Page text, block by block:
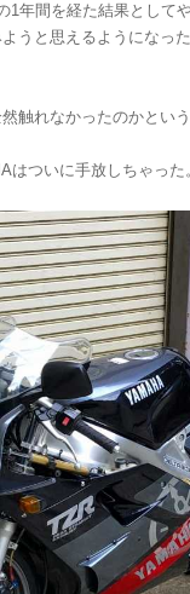
1年間を経た結果として
うと思えるようになっ
触れなかったのかとい
はついに手放しちゃった